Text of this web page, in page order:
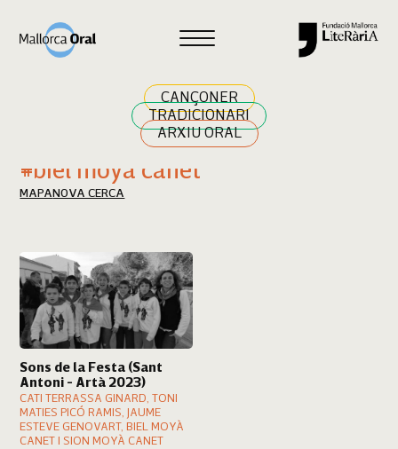
CANÇONER
TRADICIONARI
ARXIU ORAL
Cercar
Resultats cerca
#biel moyà canet
MAPA NOVA CERCA
Sons de la Festa (Sant
Antoni - Artà 2023)
CATI TERRASSA GINARD, TONI
MATIES PICÓ RAMIS, JAUME
ESTEVE GENOVART, BIEL MOYÀ
CANET I SION MOYÀ CANET